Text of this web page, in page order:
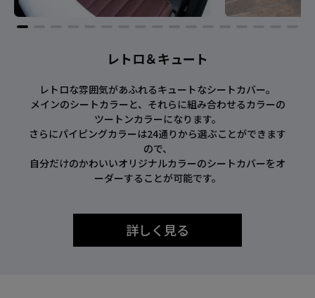
レトロ＆キュート
レトロな雰囲気があふれるキュートなシートカバー。
メインのシートカラーと、それらに組み合わせるカラーの
ツートンカラーになります。
さらにパイピングカラーは24通りから選ぶことができます
ので、
自分だけのかわいいオリジナルカラーのシートカバーをオ
ーダーすることが可能です。
詳しく見る